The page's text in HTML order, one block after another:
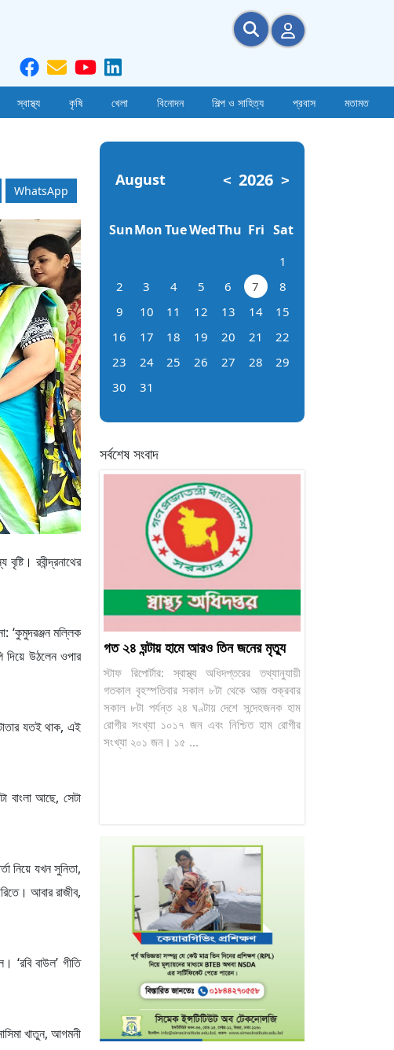
স্বাস্থ্য কৃষি খেলা বিনোদন শিল্প ও সাহিত্য প্রবাস মতামত
WhatsApp
রবীন্দ্রনাথের
‘কুমুদরঞ্জন মল্লিক
দিয়ে উঠলেন ওপার
যতই থাক, এই
বাংলা আছে, সেটা
নিয়ে যখন সুনিতা,
আবার রাজীব,
বাউল’ গীতি
খাতুন, আগমনী
August < 2026 >
SunMonTueWedThu Fri Sat
1
2
3 4 5 6 7
8
9
10 11 12 13 14
15
16
17 18 19 20 21
22
23
24 25 26 27 28
29
30
31
সর্বশেষ সংবাদ
গত ২৪ ঘন্টায় হামে আরও তিন জনের মৃত্যু
স্টাফ রিপোর্টার: স্বাস্থ্য অধিদপ্তরের তথ্যানুযায়ী
গতকাল বৃহস্পতিবার সকাল ৮টা থেকে আজ শুক্রবার
সকাল ৮টা পর্যন্ত ২৪ ঘণ্টায় দেশে সন্দেহজনক হাম
রোগীর সংখ্যা ১০১৭ জন এবং নিশ্চিত হাম রোগীর
সংখ্যা ২০১ জন। ১৫ ...